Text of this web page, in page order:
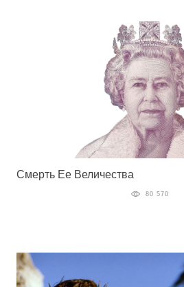
Смерть Ее Величества
80 570